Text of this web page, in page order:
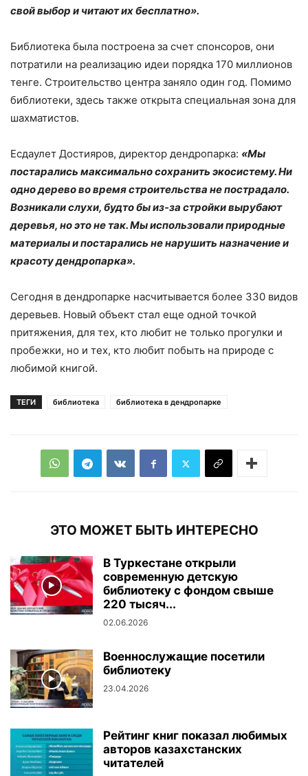
свой выбор и читают их бесплатно».
Библиотека была построена за счет спонсоров, они
потратили на реализацию идеи порядка 170 миллионов
тенге. Строительство центра заняло один год. Помимо
библиотеки, здесь также открыта специальная зона для
шахматистов.
Есдаулет Достияров, директор дендропарка: «Мы
постарались максимально сохранить экосистему. Ни
одно дерево во время строительства не пострадало.
Возникали слухи, будто бы из-за стройки вырубают
деревья, но это не так. Мы использовали природные
материалы и постарались не нарушить назначение и
красоту дендропарка».
Сегодня в дендропарке насчитывается более 330 видов
деревьев. Новый объект стал еще одной точкой
притяжения, для тех, кто любит не только прогулки и
пробежки, но и тех, кто любит побыть на природе с
любимой книгой.
ТЕГИ библиотека библиотека в дендропарке
ЭТО МОЖЕТ БЫТЬ ИНТЕРЕСНО
В Туркестане открыли
современную детскую
библиотеку с фондом свыше
220 тысяч...
02.06.2026
Военнослужащие посетили
библиотеку
23.04.2026
Рейтинг книг показал любимых
авторов казахстанских
читателей